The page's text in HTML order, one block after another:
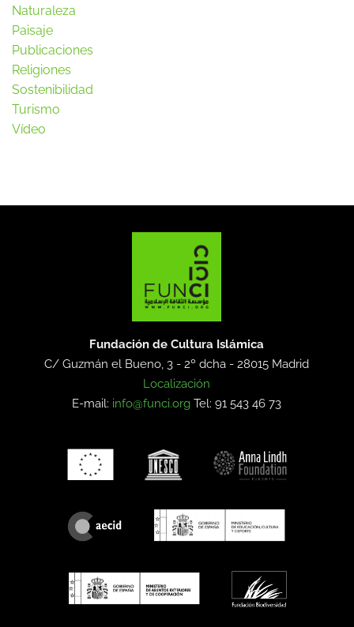
Naturaleza
Paisaje
Publicaciones
Religiones
Sostenibilidad
Turismo
Vídeo
Fundación de Cultura Islámica
C/ Guzmán el Bueno, 3 - 2º dcha -28015 Madrid
Localización
E-mail: info@funci.org Tel: 91 543 46 73